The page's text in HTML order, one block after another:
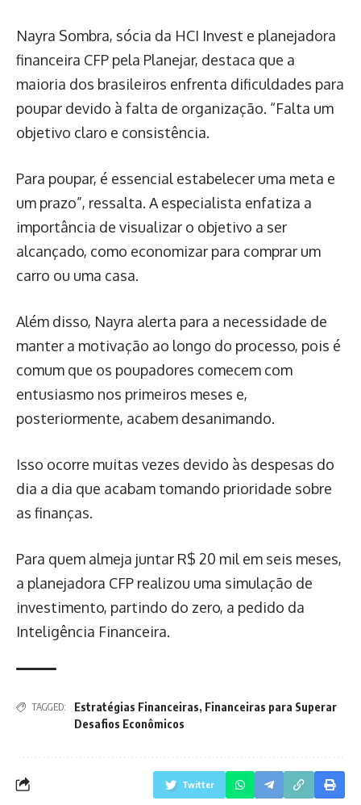
Nayra Sombra, sócia da HCI Invest e planejadora
financeira CFP pela Planejar, destaca que a
maioria dos brasileiros enfrenta dificuldades para
poupar devido à falta de organização. “Falta um
objetivo claro e consistência.
Para poupar, é essencial estabelecer uma meta e
um prazo”, ressalta. A especialista enfatiza a
importância de visualizar o objetivo a ser
alcançado, como economizar para comprar um
carro ou uma casa.
Além disso, Nayra alerta para a necessidade de
manter a motivação ao longo do processo, pois é
comum que os poupadores comecem com
entusiasmo nos primeiros meses e,
posteriormente, acabem desanimando.
Isso ocorre muitas vezes devido às despesas do
dia a dia que acabam tomando prioridade sobre
as finanças.
Para quem almeja juntar R$ 20 mil em seis meses,
a planejadora CFP realizou uma simulação de
investimento, partindo do zero, a pedido da
Inteligência Financeira.
TAGGED: Estratégias Financeiras, Financeiras para Superar
Desafios Econômicos
Twitter